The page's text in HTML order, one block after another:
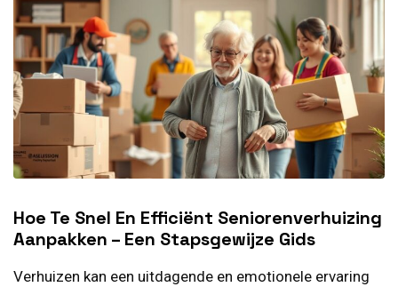
Hoe Te Snel En Efficiënt Seniorenverhuizing
Aanpakken – Een Stapsgewijze Gids
Verhuizen kan een uitdagende en emotionele ervaring